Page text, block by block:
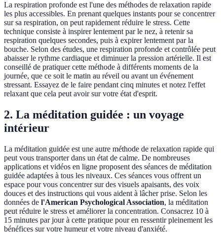
La respiration profonde est l'une des méthodes de relaxation rapide
les plus accessibles. En prenant quelques instants pour se concentrer
sur sa respiration, on peut rapidement réduire le stress. Cette
technique consiste à inspirer lentement par le nez, à retenir sa
respiration quelques secondes, puis à expirer lentement par la
bouche. Selon des études, une respiration profonde et contrôlée peut
abaisser le rythme cardiaque et diminuer la pression artérielle. Il est
conseillé de pratiquer cette méthode à différents moments de la
journée, que ce soit le matin au réveil ou avant un événement
stressant. Essayez de le faire pendant cinq minutes et notez l'effet
relaxant que cela peut avoir sur votre état d'esprit.
2. La méditation guidée : un voyage
intérieur
La méditation guidée est une autre méthode de relaxation rapide qui
peut vous transporter dans un état de calme. De nombreuses
applications et vidéos en ligne proposent des séances de méditation
guidée adaptées à tous les niveaux. Ces séances vous offrent un
espace pour vous concentrer sur des visuels apaisants, des voix
douces et des instructions qui vous aident à lâcher prise. Selon les
données de l'American Psychological Association, la méditation
peut réduire le stress et améliorer la concentration. Consacrez 10 à
15 minutes par jour à cette pratique pour en ressentir pleinement les
bénéfices sur votre humeur et votre niveau d'anxiété.